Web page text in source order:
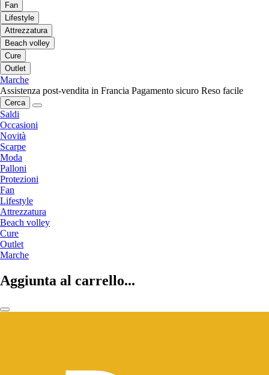
Fan
Lifestyle
Attrezzatura
Beach volley
Cure
Outlet
Marche
Assistenza post-vendita in Francia Pagamento sicuro Reso facile
Cerca
Saldi
Occasioni
Novità
Scarpe
Moda
Palloni
Protezioni
Fan
Lifestyle
Attrezzatura
Beach volley
Cure
Outlet
Marche
Aggiunta al carrello...